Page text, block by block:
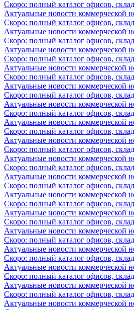
Скоро: полный каталог офисов,
Актуальные новости коммерческой
Скоро: полный каталог офисов,
Актуальные новости коммерческой
Скоро: полный каталог офисов,
Актуальные новости коммерческой
Скоро: полный каталог офисов,
Актуальные новости коммерческой
Скоро: полный каталог офисов,
Актуальные новости коммерческой
Скоро: полный каталог офисов,
Актуальные новости коммерческой
Скоро: полный каталог офисов,
Актуальные новости коммерческой
Скоро: полный каталог офисов,
Актуальные новости коммерческой
Скоро: полный каталог офисов,
Актуальные новости коммерческой
Скоро: полный каталог офисов,
Актуальные новости коммерческой
Скоро: полный каталог офисов,
Актуальные новости коммерческой
Скоро: полный каталог офисов,
Актуальные новости коммерческой
Скоро: полный каталог офисов,
Актуальные новости коммерческой
Скоро: полный каталог офисов,
Актуальные новости коммерческой
Скоро: полный каталог офисов,
Актуальные новости коммерческой
Скоро: полный каталог офисов,
Актуальные новости коммерческой
Скоро: полный каталог офисов,
Актуальные новости коммерческой